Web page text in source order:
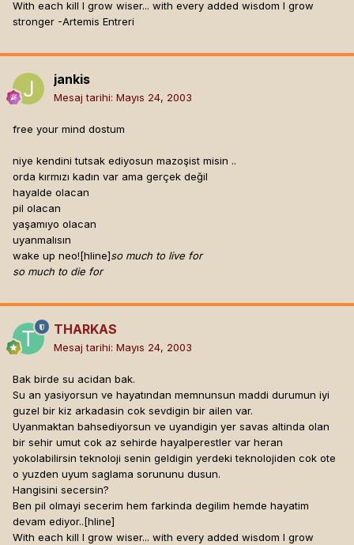
With each kill I grow wiser... with every added wisdom I grow
stronger -Artemis Entreri
jankis
Mesaj tarihi: Mayıs 24, 2003
free your mind dostum
niye kendini tutsak ediyosun mazoşist misin ..
orda kırmızı kadın var ama gerçek değil
hayalde olacan
pil olacan
yaşamıyo olacan
uyanmalısın
wake up neo![hline]so much to live for
so much to die for
THARKAS
Mesaj tarihi: Mayıs 24, 2003
Bak birde su acidan bak.
Su an yasiyorsun ve hayatından memnunsun maddi durumun iyi
guzel bir kiz arkadasin cok sevdigin bir ailen var.
Uyanmaktan bahsediyorsun ve uyandigin yer savas altinda olan
bir sehir umut cok az sehirde hayalperestler var heran
yokolabilirsin teknoloji senin geldigin yerdeki teknolojiden cok ote
o yuzden uyum saglama sorununu dusun.
Hangisini secersin?
Ben pil olmayi secerim hem farkinda degilim hemde hayatim
devam ediyor..[hline]
With each kill I grow wiser... with every added wisdom I grow